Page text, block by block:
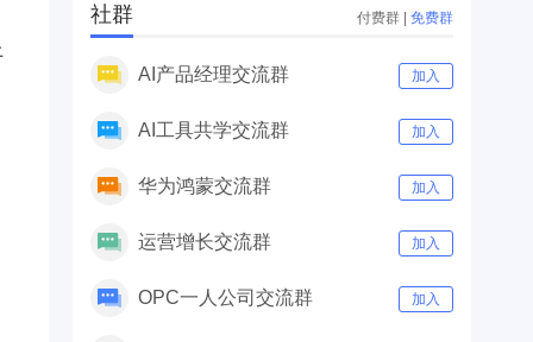
社群 付费群 | 免费群
AI产品经理交流群 加入
AI工具共学交流群 加入
华为鸿蒙交流群 加入
运营增长交流群 加入
OPC一人公司交流群 加入